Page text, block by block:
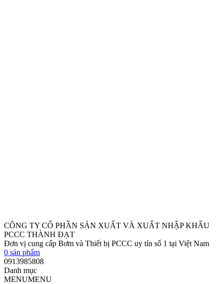
CÔNG TY CỔ PHẦN SẢN XUẤT VÀ XUẤT NHẬP KHẨU
PCCC THÀNH ĐẠT
Đơn vị cung cấp Bơm và Thiết bị PCCC uy tín số 1 tại Việt Nam
0 sản phẩm
0913985808
Danh mục
MENUMENU